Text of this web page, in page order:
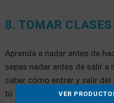
8. TOMAR
Aprenda a nadar antes de
sepas nadar antes de salir a
saber cómo entrar y salir
tu kayak.
VER